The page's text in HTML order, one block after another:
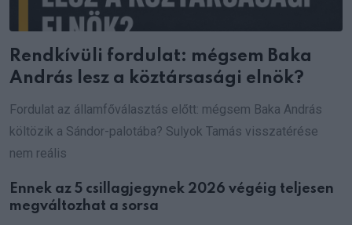
Rendkívüli fordulat: mégsem Baka
András lesz a köztársasági elnök?
Fordulat az államfőválasztás előtt: mégsem Baka András
költözik a Sándor-palotába? Sulyok Tamás visszatérése
nem reális
Ennek az 5 csillagjegynek 2026 végéig teljesen
megváltozhat a sorsa